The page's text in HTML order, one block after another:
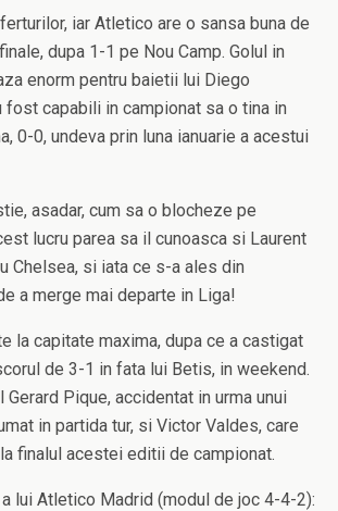
iar Atletico are o sansa buna de
dupa 1-1 pe Nou Camp. Golul in
enorm pentru baietii lui Diego
fost capabili in campionat sa o tina in
0-0, undeva prin luna ianuarie a acestui
asadar, cum sa o blocheze pe
lucru parea sa il cunoasca si Laurent
Chelsea, si iata ce s-a ales din
a merge mai departe in Liga!
la capitate maxima, dupa ce a castigat
de 3-1 in fata lui Betis, in weekend.
Pique, accidentat in urma unui
in partida tur, si Victor Valdes, care
finalul acestei editii de campionat.
lui Atletico Madrid (modul de joc 4-4-2):